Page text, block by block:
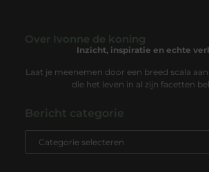
Over Ivonne de koning
Inzicht, inspiratie en echte
Laat je meenemen door een breed scala
die het leven in al zijn facetten
Bericht categorie